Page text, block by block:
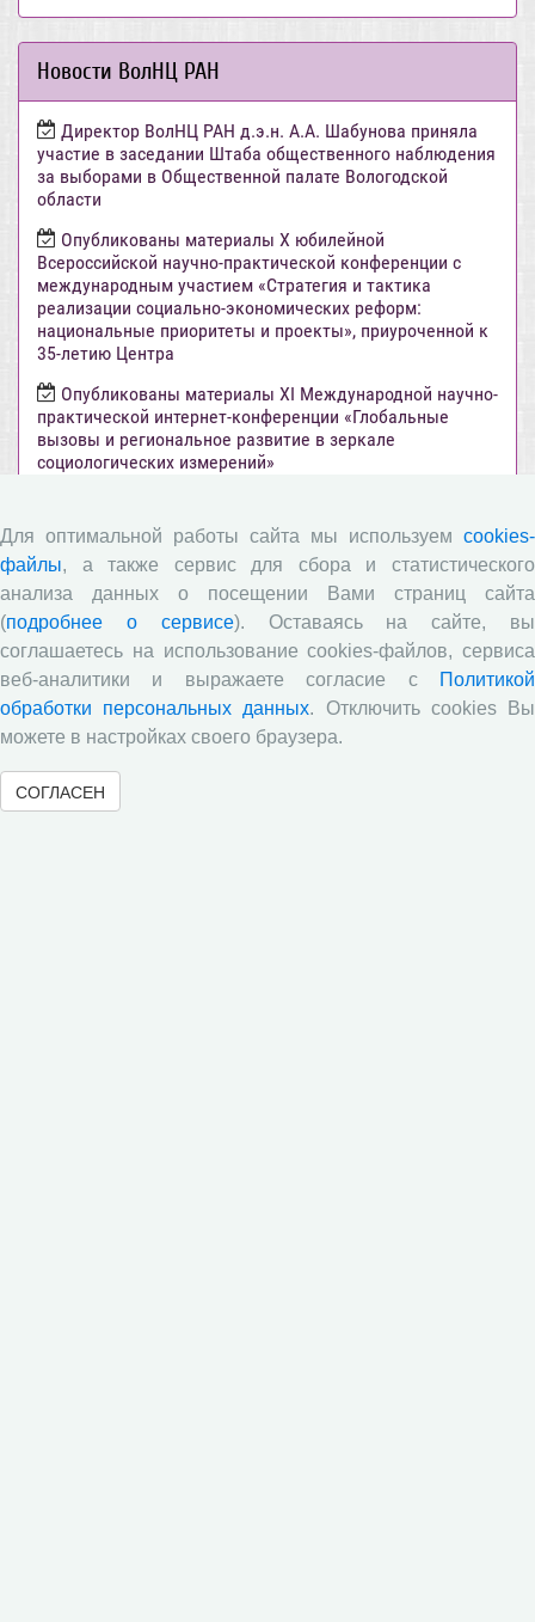
Новости ВолНЦ РАН
Директор ВолНЦ РАН д.э.н. А.А. Шабунова приняла
участие в заседании Штаба общественного наблюдения
за выборами в Общественной палате Вологодской
области
Опубликованы материалы X юбилейной
Всероссийской научно-практической конференции с
международным участием «Стратегия и тактика
реализации социально-экономических реформ:
национальные приоритеты и проекты», приуроченной к
35-летию Центра
Опубликованы материалы XI Международной научно-
практической интернет-конференции «Глобальные
вызовы и региональное развитие в зеркале
социологических измерений»
аналитического бюллетеня «Эффективность
государственного управления в оценках населения»,
посвященный результатам социологического опроса
жителей Вологодской области в июне 2026 года
Развитие академической науки в регионе: круглый
стол с участием представителей Санкт‑Петербурга и
Вологодской области
Все сообщения »
Объявления
Для оптимальной работы сайта мы используем cookies-
файлы, а также сервис для сбора и статистического
анализа данных о посещении Вами страниц сайта
(подробнее о сервисе). Оставаясь на сайте, вы
соглашаетесь на использование cookies-файлов, сервиса
веб-аналитики и выражаете согласие с
Политикой
обработки персональных данных. Отключить cookies Вы
можете в настройках своего браузера.
СОГЛАСЕН